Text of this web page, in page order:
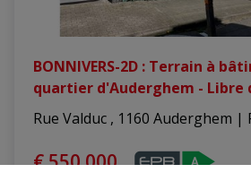
BONNIVERS-2D : Terrain à
quartier d'Auderghem - Libre
Rue Valduc , 1160 Auderghem |
€ 550.000